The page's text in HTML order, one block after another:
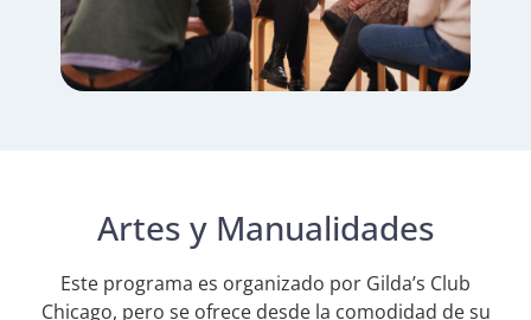
Artes y Manualidades
Este programa es organizado por Gilda’s Club
Chicago, pero se ofrece desde la comodidad de su